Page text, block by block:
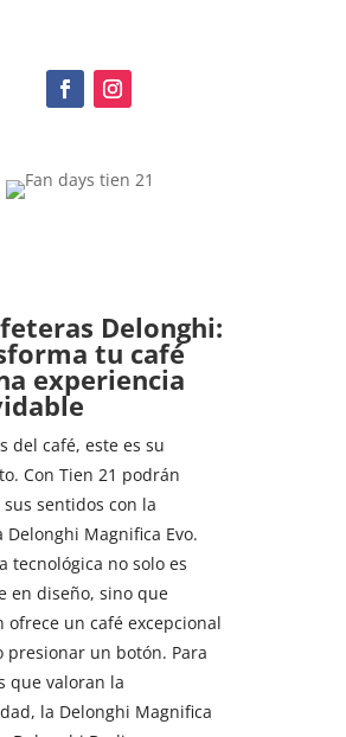
Delonghi:
tu café
experiencia
del café, este es su
Con Tien 21 podrán
sentidos con la
Delonghi Magnifica Evo.
tecnológica no solo es
en diseño, sino que
ofrece un café excepcional
presionar un botón. Para
que valoran la
la Delonghi Magnifica